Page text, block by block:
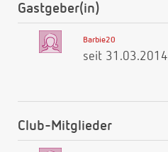
Gastgeber(in)
Barbie20
seit 31.03.2014
Club-Mitglieder